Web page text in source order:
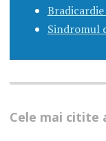
Sindromul
Cele mai citite